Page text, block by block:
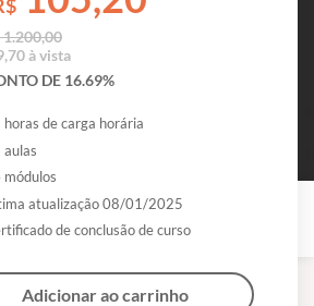
1.200,00
à vista
DE 16.69%
horas de carga horária
aulas
módulos
atualização 08/01/2025
de conclusão de curso
Adicionar ao carrinho